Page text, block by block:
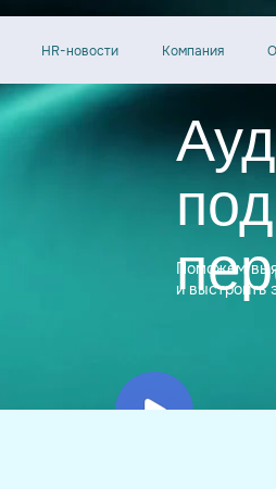
HR-новости Компания
Поможем
и выстроить